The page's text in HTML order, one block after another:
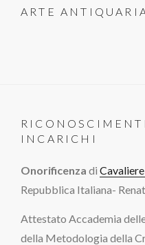
ARTE
INCARICHI
Onorificenza di Cavaliere
Repubblica Italiana-
Attestato Accademia
della Metodologia della